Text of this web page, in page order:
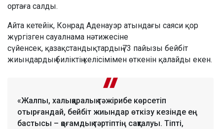
ортаға салды.
Айта кетейік, Конрад Аденауэр атындағы саяси қор
жүргізген сауалнама нәтижесіне
сүйенсек, қазақстандықтардың 73 пайызы бейбіт
жиындардың биліктің келісімімен өткенін қалайды екен.
«Жалпы, халықаралық тәжірибе көрсетіп
отырғандай, бейбіт жиындар өткізу кезінде ең
бастысы – қоғамдық тәртіптің сақталуы. Тіпті,